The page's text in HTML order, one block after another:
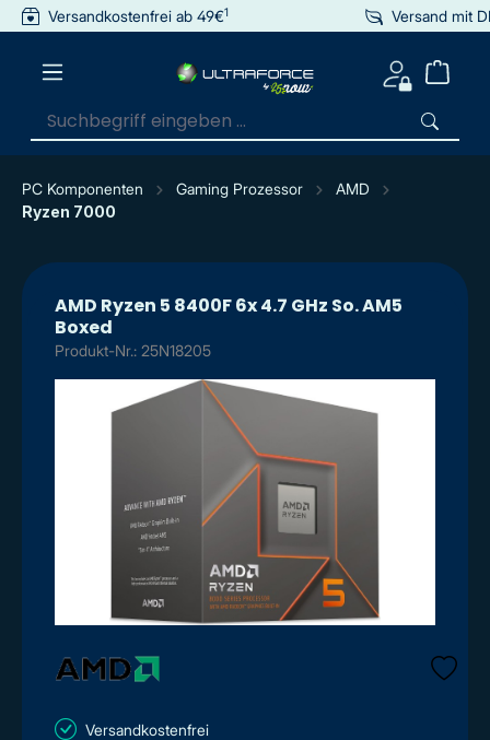
springen
Versandkostenfrei ab 49€1 Versand mit
PC Komponenten Gaming Prozessor
AMD
Ryzen 7000
AMD Ryzen 5 8400F 6x 4.7 GHz So. AM5
Boxed
Produkt-Nr.: 25N18205
Versandkostenfrei